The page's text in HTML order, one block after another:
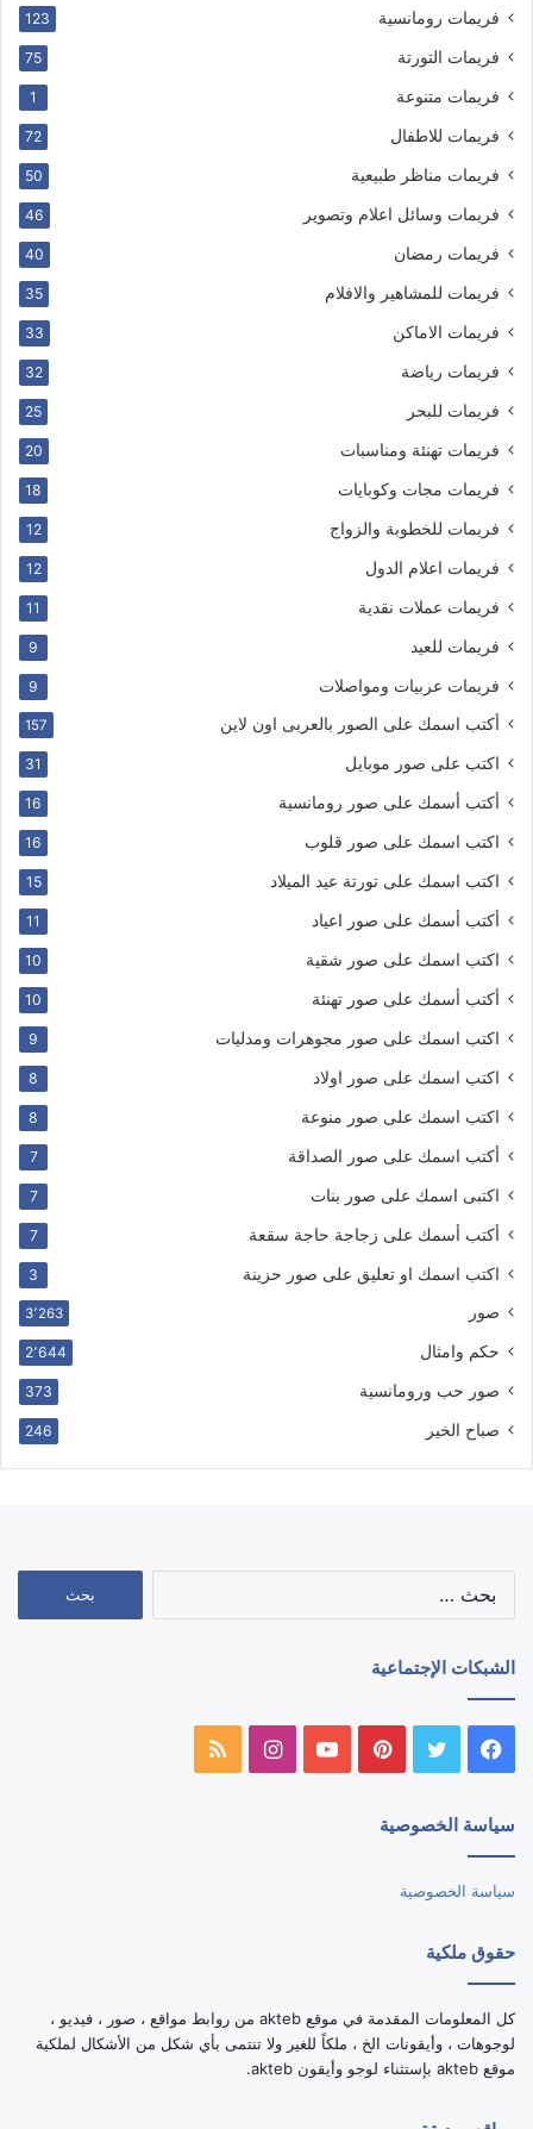
فريمات رومانسية 123
فريمات التورتة 75
فريمات متنوعة 1
فريمات للاطفال 72
فريمات مناظر طبيعية 50
فريمات وسائل اعلام وتصوير 46
فريمات رمضان 40
فريمات للمشاهير والافلام 35
فريمات الاماكن 33
فريمات رياضة 32
فريمات للبحر 25
فريمات تهنئة ومناسبات 20
فريمات مجات وكوبايات 18
فريمات للخطوبة والزواج 12
فريمات اعلام الدول 12
فريمات عملات نقدية 11
فريمات للعيد 9
فريمات عربيات ومواصلات 9
أكتب اسمك على الصور بالعربى اون لاين 157
اكتب على صور موبايل 31
أكتب أسمك على صور رومانسية 16
اكتب اسمك على صور قلوب 16
اكتب اسمك على تورتة عيد الميلاد 15
أكتب أسمك على صور اعياد 11
اكتب اسمك على صور شقية 10
أكتب أسمك على صور تهنئة 10
اكتب اسمك على صور مجوهرات ومدليات 9
اكتب اسمك على صور اولاد 8
اكتب اسمك على صور منوعة 8
أكتب اسمك على صور الصداقة 7
اكتبى اسمك على صور بنات 7
أكتب أسمك على زجاجة حاجة سقعة 7
اكتب اسمك او تعليق على صور حزينة 3
صور 3٬263
حكم وامثال 2٬644
صور حب ورومانسية 373
صباح الخير 246
الشبكات الإجتماعية
فيسبوك تويتر بينتيريستيوتيوبانستقرامملخص
سياسة الخصوصية
سياسة الخصوصية
حقوق ملكية
كل المعلومات المقدمة في موقع akteb من روابط مواقع ، صور ، فيديو ،
لوجوهات ، وأيقونات الخ ، ملكاً للغير ولا تنتمى بأي شكل من الأشكال لملكية
موقع akteb بإستثناء لوجو وأيقون akteb.